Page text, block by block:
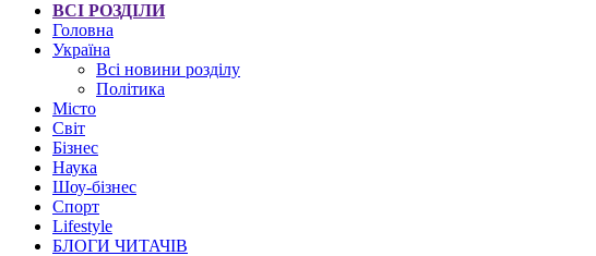
ВСІ РОЗДІЛИ
Головна
Україна
Всі новини розділу
Політика
Місто
Світ
Бізнес
Наука
Шоу-бізнес
Спорт
Lifestyle
БЛОГИ ЧИТАЧІВ